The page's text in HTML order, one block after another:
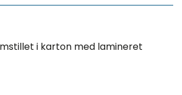
i karton med lamineret